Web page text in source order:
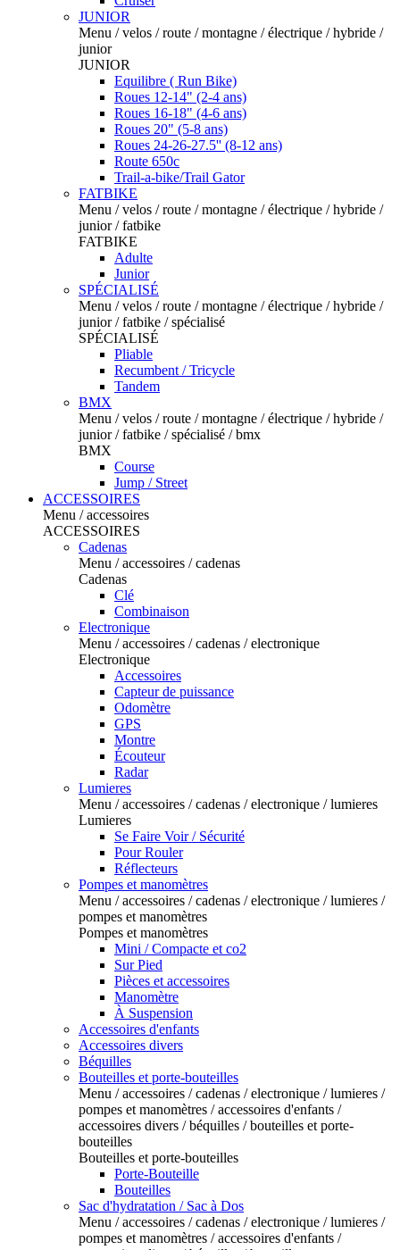
JUNIOR
Menu / velos / route / montagne / électrique / hybride /
junior
JUNIOR
Equilibre ( Run Bike)
Roues 12-14" (2-4 ans)
Roues 16-18" (4-6 ans)
Roues 20" (5-8 ans)
Roues 24-26-27.5'' (8-12 ans)
Route 650c
Trail-a-bike/Trail Gator
FATBIKE
Menu / velos / route / montagne / électrique / hybride /
junior / fatbike
FATBIKE
Adulte
Junior
SPÉCIALISÉ
Menu / velos / route / montagne / électrique / hybride /
junior / fatbike / spécialisé
SPÉCIALISÉ
Pliable
Recumbent / Tricycle
Tandem
BMX
Menu / velos / route / montagne / électrique / hybride /
junior / fatbike / spécialisé / bmx
BMX
Course
Jump / Street
ACCESSOIRES
Menu / accessoires
ACCESSOIRES
Cadenas
Menu / accessoires / cadenas
Cadenas
Clé
Combinaison
Electronique
Menu / accessoires / cadenas / electronique
Electronique
Accessoires
Capteur de puissance
Odomètre
GPS
Montre
Écouteur
Radar
Lumieres
Menu / accessoires / cadenas / electronique / lumieres
Lumieres
Se Faire Voir / Sécurité
Pour Rouler
Réflecteurs
Pompes et manomètres
Menu / accessoires / cadenas / electronique / lumieres /
pompes et manomètres
Pompes et manomètres
Mini / Compacte et co2
Sur Pied
Pièces et accessoires
Manomètre
À Suspension
Accessoires d'enfants
Accessoires divers
Béquilles
Bouteilles et porte-bouteilles
Menu / accessoires / cadenas / electronique / lumieres /
pompes et manomètres / accessoires d'enfants /
accessoires divers / béquilles / bouteilles et porte-
bouteilles
Bouteilles et porte-bouteilles
Porte-Bouteille
Bouteilles
Sac d'hydratation / Sac à Dos
Menu / accessoires / cadenas / electronique / lumieres /
pompes et manomètres / accessoires d'enfants /